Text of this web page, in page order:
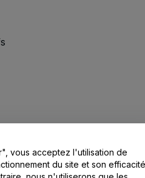
/ Nous contacter
vous acceptez l'utilisation de
du site et son efficacité